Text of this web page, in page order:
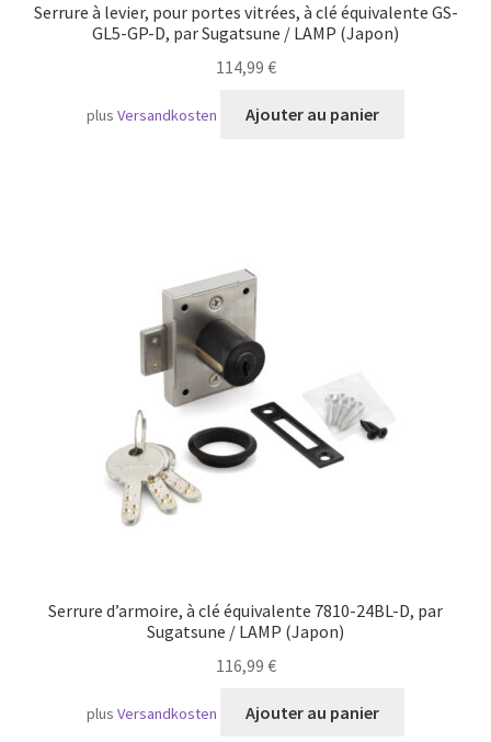
Serrure à levier, pour portes vitrées, à clé équivalente GS-
GL5-GP-D, par Sugatsune / LAMP (Japon)
114,99 €
plusVersandkosten Ajouter au panier
Serrure d’armoire, à clé équivalente 7810-24BL-D, par
Sugatsune / LAMP (Japon)
116,99 €
plusVersandkosten Ajouter au panier